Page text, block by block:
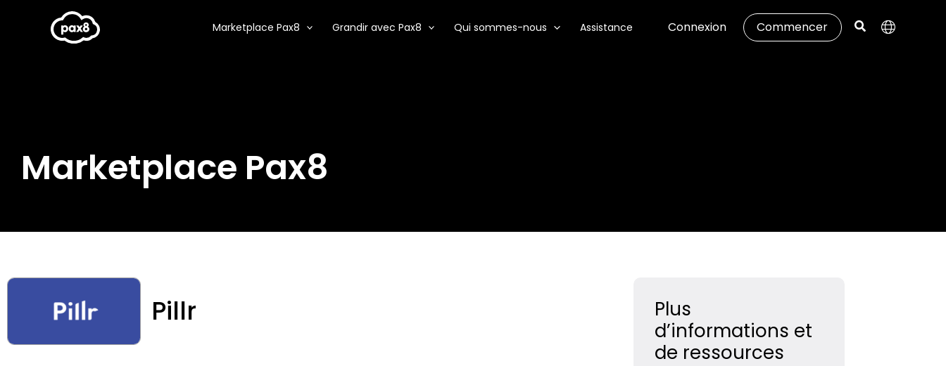
Marketplace Pax8 Grandir avec Pax8 Qui sommes-nous Assistance Connexion Commencer
Marketplace Pax8
Pillr
Plus
d’informations et
de ressources